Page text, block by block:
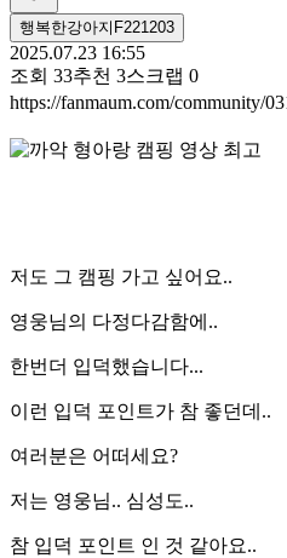
행복한강아지F221203
2025.07.23 16:55
조회 33추천 3스크랩 0
https://fanmaum.com/community/
저도 그 캠핑 가고 싶어요..
영웅님의 다정다감함에..
한번더 입덕했습니다...
이런 입덕 포인트가 참 좋던데..
여러분은 어떠세요?
저는 영웅님.. 심성도..
참 입덕 포인트 인 것 같아요..